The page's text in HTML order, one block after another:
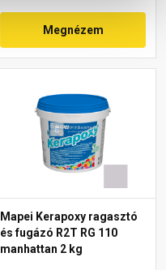
Megnézem
Mapei Kerapoxy ragasztó
és fugázó R2T RG 110
manhattan 2 kg